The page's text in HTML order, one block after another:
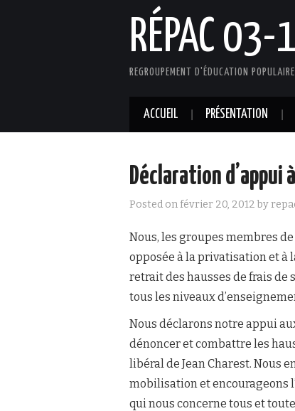
RÉPAC 03-
REGROUPEMENT D'ÉDUCATION
ACCUEIL PRÉSENTATION
Déclaration
Posted onfévrier 20, 2012 by
Nous, les groupes membres
opposée à la privatisation et à
retrait des hausses de frais
tous les niveaux
Nous déclarons notre appui
dénoncer et combattre les
libéral de Jean Charest. Nous
mobilisation et encourageons
qui nous concerne tous et